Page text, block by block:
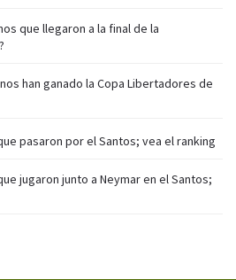
que llegaron a la final de la
han ganado la Copa Libertadores de
pasaron por el Santos; vea el ranking
jugaron junto a Neymar en el Santos;